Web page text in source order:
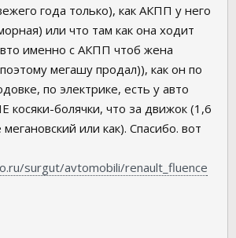
года только), как АКПП у него
или что там как она ходит
именно с АКПП чтоб жена
мегашу продал)), как он по
по электрике, есть у авто
болячки, что за движок (1,6
или как). Спасибо. вот
surgut/avtomobili/renault_fluence